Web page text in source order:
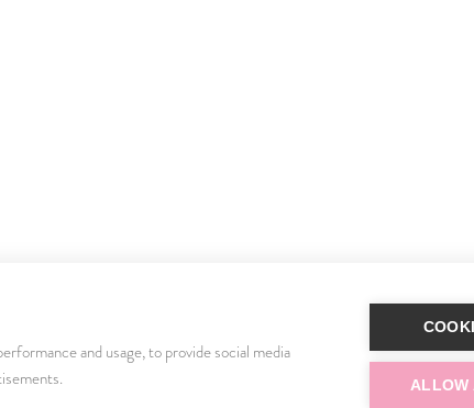
Istenhegyi Géndiagnosztikai Centrum:
and usage, to provide social media
ALLOW